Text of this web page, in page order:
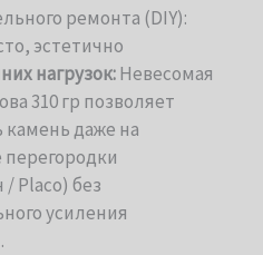
ремонта (DIY):
эстетично
нагрузок:Невесомая
310 гр позволяет
даже на
/ Placo) без
усиления